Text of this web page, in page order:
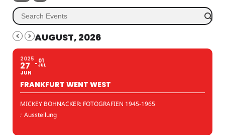
AUGUST, 2026
2025
27
JUN
01
JUL
FRANKFURT WENT WEST
MICKEY BOHNACKER: FOTOGRAFIEN 1945-1965
: Ausstellung